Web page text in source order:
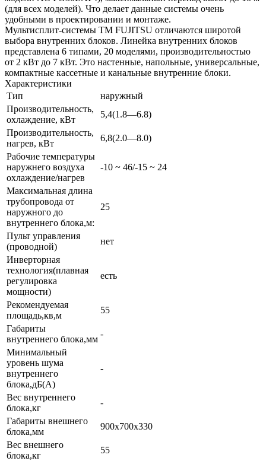
(для всех моделей). Что делает данные системы очень
удобными в проектировании и монтаже.
Мультисплит-системы ТМ FUJITSU отличаются широтой
выбора внутренних блоков. Линейка внутренних блоков
представлена 6 типами, 20 моделями, производительностью
от 2 кВт до 7 кВт. Это настенные, напольные, универсальные,
компактные кассетные и канальные внутренние блоки.
Характеристики
Тип
наружный
Производительность,
охлаждение, кВт
5,4(1.8—6.8)
Производительность,
нагрев, кВт
6,8(2.0—8.0)
Рабочие температуры
наружнего воздуха
охлаждение/нагрев
-10 ~ 46/-15 ~ 24
Максимальная длина
трубопровода от
наружного до
внутреннего блока,м:
25
Пульт управления
(проводной)
нет
Инверторная
технология(плавная
регулировка
мощности)
есть
Рекомендуемая
площадь,кв,м
55
Габариты
внутреннего блока,мм
-
Минимальный
уровень шума
внутреннего
блока,дБ(А)
-
Вес внутреннего
блока,кг
-
Габариты внешнего
блока,мм
900x700x330
Вес внешнего
блока,кг
55